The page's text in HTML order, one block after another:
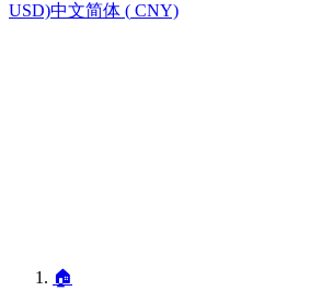
USD)中文简体 ( CNY)
🏠